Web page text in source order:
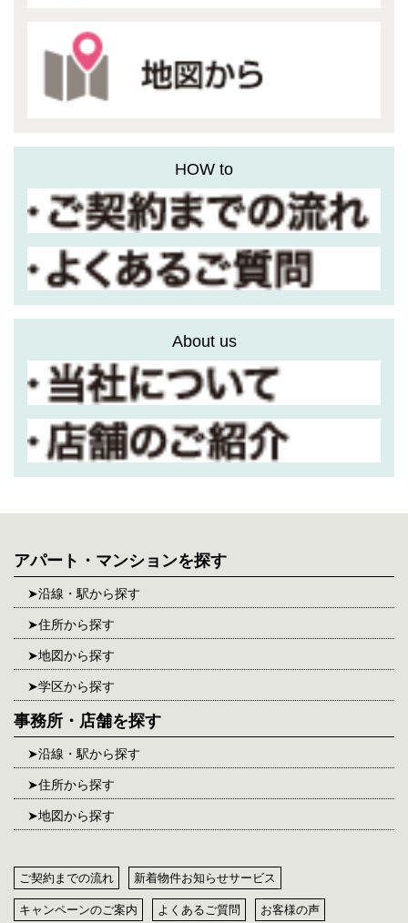
HOW to
About us
アパート・マンションを探す
沿線・駅から探す
住所から探す
地図から探す
学区から探す
事務所・店舗を探す
沿線・駅から探す
住所から探す
地図から探す
ご契約までの流れ 新着物件お知らせサービス
キャンペーンのご案内 よくあるご質問 お客様の声